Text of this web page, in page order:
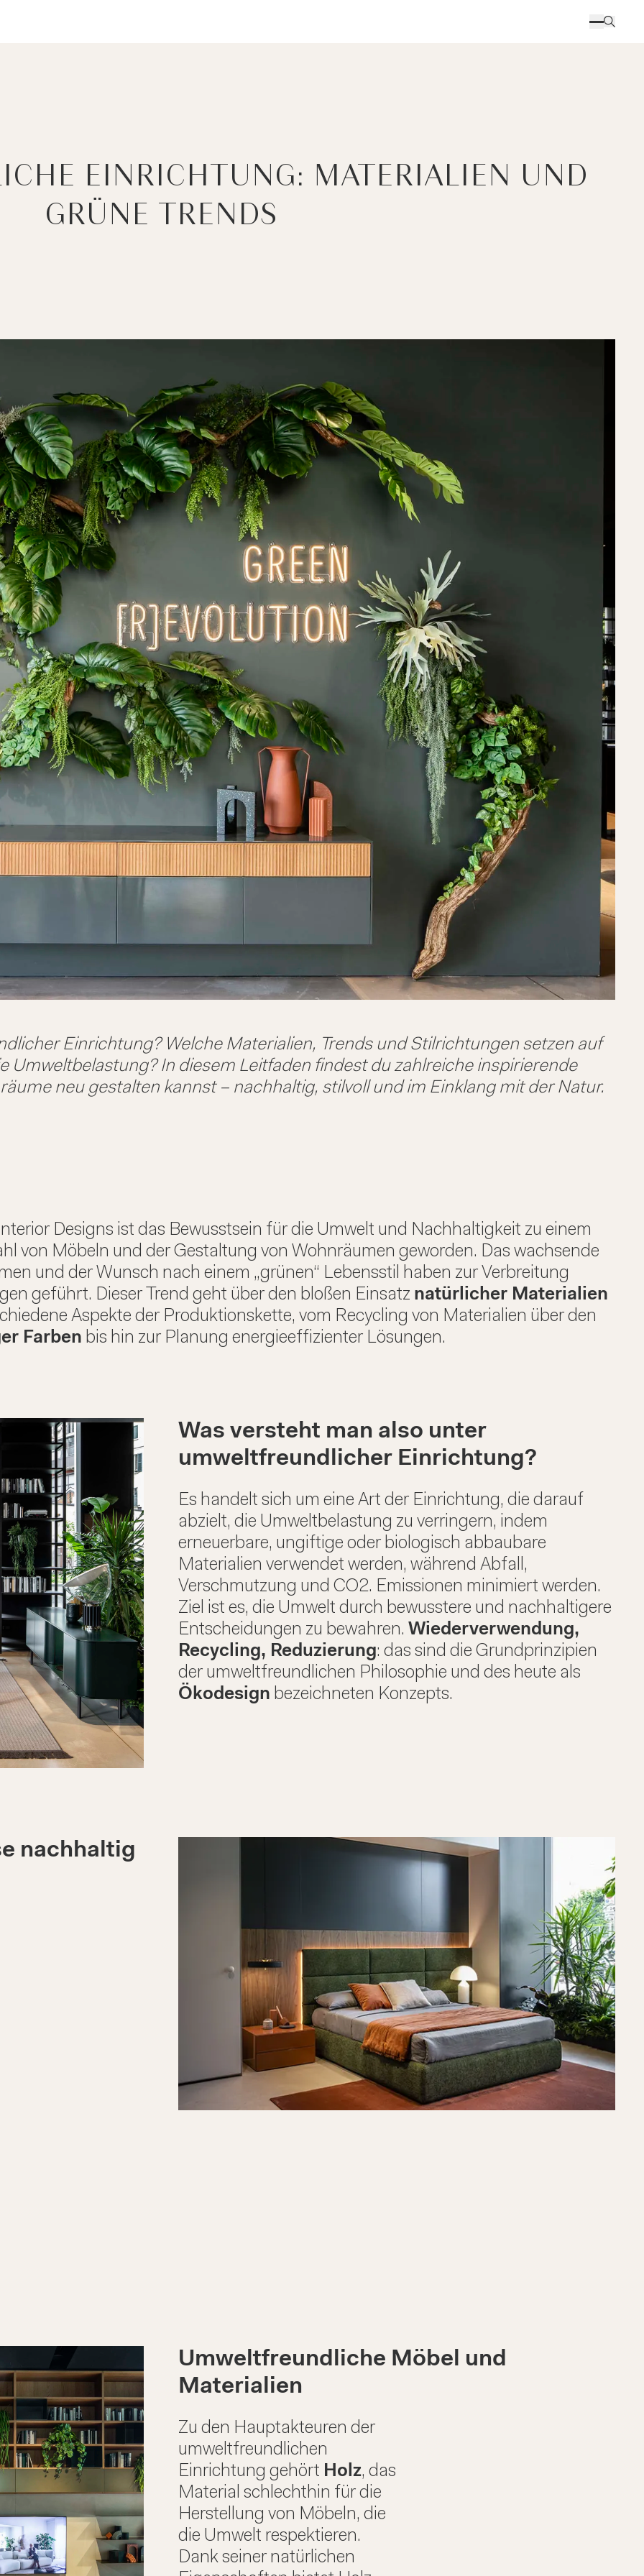
EINRICHTUNG: MATERIALIEN UND
GRÜNE TRENDS
Einrichtung? Welche Materialien, Trends und Stilrichtungen setzen auf
Umweltbelastung? In diesem Leitfaden findest du zahlreiche inspirierende
neu gestalten kannst – nachhaltig, stilvoll und im Einklang mit der Natur.
Designs ist das Bewusstsein für die Umwelt und Nachhaltigkeit zu einem
von Möbeln und der Gestaltung von Wohnräumen geworden. Das wachsende
und der Wunsch nach einem „grünen“ Lebensstil haben zur Verbreitung
geführt. Dieser Trend geht über den bloßen Einsatz natürlicher Materialien
Aspekte der Produktionskette, vom Recycling von Materialien über den
Farben bis hin zur Planung energieeffizienter Lösungen.
Was versteht man also unter
umweltfreundlicher Einrichtung?
Es handelt sich um eine Art der Einrichtung, die darauf
abzielt, die Umweltbelastung zu verringern, indem
erneuerbare, ungiftige oder biologisch abbaubare
Materialien verwendet werden, während Abfall,
Verschmutzung und CO2. Emissionen minimiert werden.
Ziel ist es, die Umwelt durch bewusstere und nachhaltigere
Entscheidungen zu bewahren. Wiederverwendung,
Recycling, Reduzierung: das sind die Grundprinzipien
der umweltfreundlichen Philosophie und des heute als
Ökodesign bezeichneten Konzepts.
nachhaltig
bereits im
Umweltfreundliche Möbel und
Materialien
Zu den Hauptakteuren der
umweltfreundlichen
Einrichtung gehört Holz, das
Material schlechthin für die
Herstellung von Möbeln, die
die Umwelt respektieren.
Dank seiner natürlichen